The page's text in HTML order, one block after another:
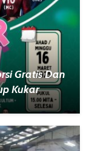
Gratis Dan
Kukar